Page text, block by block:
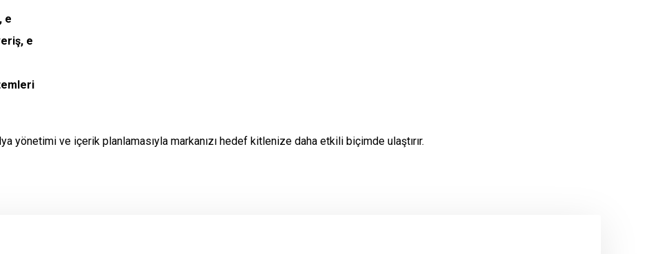
yönetimi ve içerik planlamasıyla markanızı hedef kitlenize daha etkili biçimde ulaştırır.